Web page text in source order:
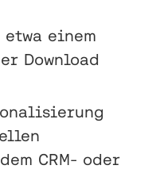
einem
Download
CRM- oder